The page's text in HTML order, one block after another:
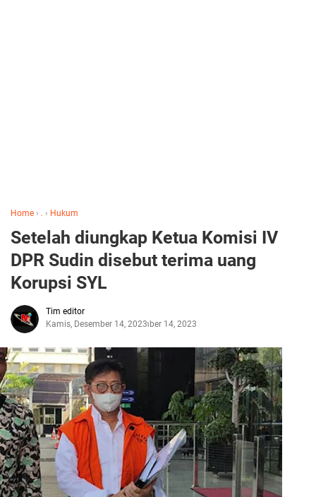
Home › . › Hukum
Setelah diungkap Ketua Komisi IV
DPR Sudin disebut terima uang
Korupsi SYL
Tim editor
Kamis, Desember 14, 2023Desember 14, 2023